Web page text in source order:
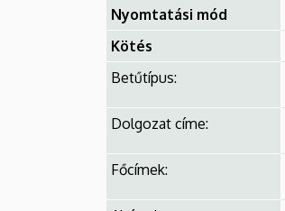
Nyomtatási mód
Kötés
Betűtípus:
Dolgozat címe:
Főcímek: